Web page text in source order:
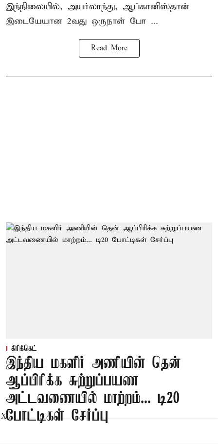
இந்நிலையில், அயர்லாந்து, ஆப்கானிஸ்தான்
இடையேயான 2வது ஒருநாள் போ ...
Read More
கிரிக்கெட்
இந்திய மகளிர் அணியின் தென்
ஆப்பிரிக்க சுற்றுப்பயண
அட்டவணையில் மாற்றம்... டி20
போட்டிகள் சேர்ப்பு
X